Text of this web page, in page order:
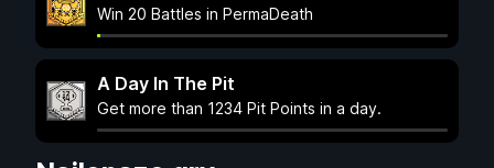
Win 20 Battles in PermaDeath
A Day In The Pit
Get more than 1234 Pit Points in a day.